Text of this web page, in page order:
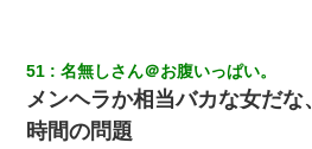
51 名無しさん＠お腹いっぱい。
メンヘラか相当バカな女だ
時間の問題